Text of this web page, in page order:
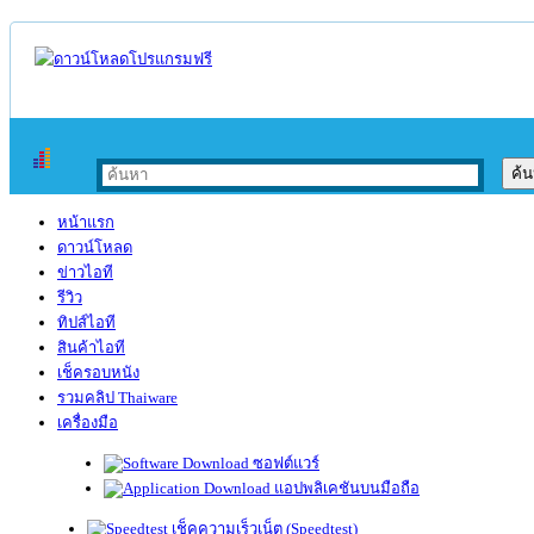
หน้าแรก
ดาวน์โหลด
ข่าวไอที
รีวิว
ทิปส์ไอที
สินค้าไอที
เช็ครอบหนัง
รวมคลิป Thaiware
เครื่องมือ
ซอฟต์แวร์
แอปพลิเคชันบนมือถือ
เช็คความเร็วเน็ต (Speedtest)